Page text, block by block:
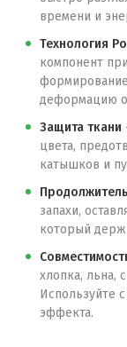
времени и
Технология
компонент
деформацию
Защита ткани
цвета,
катышков и
запахи,
который
хлопка, льна,
Используйте
эффекта.